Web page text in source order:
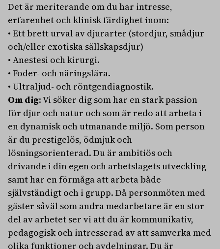
Det är meriterande om du har intresse,
erfarenhet och klinisk färdighet inom:
• Ett brett urval av djurarter (stordjur, smådjur
och/eller exotiska sällskapsdjur)
• Anestesi och kirurgi.
• Foder- och näringslära.
• Ultraljud- och röntgendiagnostik.
Om dig: Vi söker dig som har en stark passion
för djur och natur och som är redo att arbeta i
en dynamisk och utmanande miljö. Som person
är du prestigelös, ödmjuk och
lösningsorienterad. Du är ambitiös och
drivande i din egen och arbetslagets utveckling
samt har en förmåga att arbeta både
självständigt och i grupp. Då personmöten med
gäster såväl som andra medarbetare är en stor
del av arbetet ser vi att du är kommunikativ,
pedagogisk och intresserad av att samverka med
olika funktioner och avdelningar. Du är